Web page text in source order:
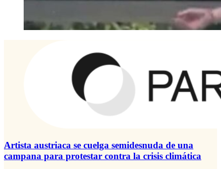
Artista austriaca se cuelga semidesnuda de una
campana para protestar contra la crisis climática